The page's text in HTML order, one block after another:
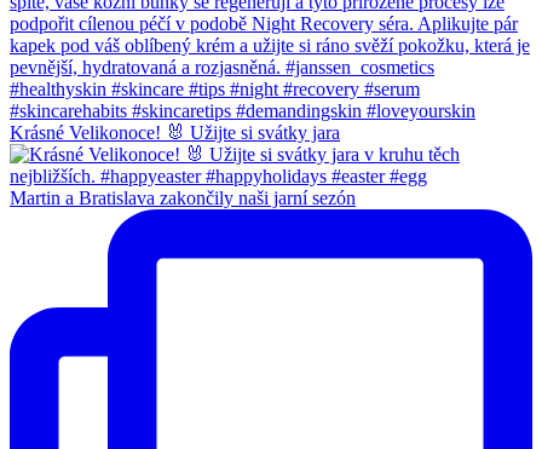
Krásné Velikonoce! 🐰 Užijte si svátky jara
Martin a Bratislava zakončily naši jarní sezón